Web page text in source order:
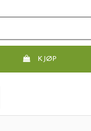
KJØP